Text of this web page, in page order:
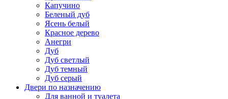
Капучино
Беленый дуб
Ясень белый
Красное дерево
Анегри
Дуб
Дуб светлый
Дуб темный
Дуб серый
Двери по назначению
Для ванной и туалета